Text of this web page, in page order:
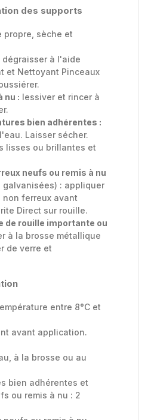
des supports
propre, sèche et
dégraisser à l'aide
et Nettoyant Pinceaux
nu : lessiver et rincer à
bien adhérentes :
Laisser sécher.
lisses ou brillantes et
neufs ou remis à nu
galvanisées) : appliquer
non ferreux avant
Direct sur rouille.
de rouille importante ou
à la brosse métallique
de verre et
entre 8°C et
avant application.
à la brosse ou au
bien adhérentes et
ou remis à nu : 2